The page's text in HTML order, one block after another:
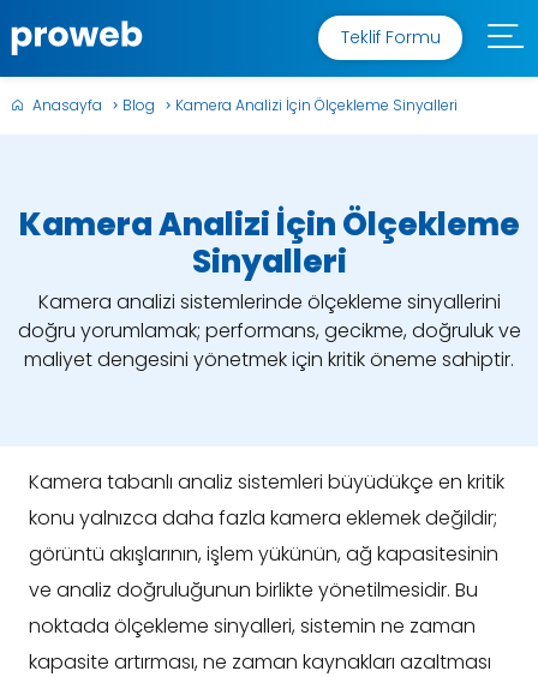
Teklif Formu
Anasayfa Blog Kamera Analizi İçin Ölçekleme Sinyalleri
Kamera Analizi İçin Ölçekleme
Sinyalleri
Kamera analizi sistemlerinde ölçekleme sinyallerini
doğru yorumlamak; performans, gecikme, doğruluk ve
maliyet dengesini yönetmek için kritik öneme sahiptir.
Kamera tabanlı analiz sistemleri büyüdükçe en kritik
konu yalnızca daha fazla kamera eklemek değildir;
görüntü akışlarının, işlem yükünün, ağ kapasitesinin
ve analiz doğruluğunun birlikte yönetilmesidir. Bu
noktada ölçekleme sinyalleri, sistemin ne zaman
kapasite artırması, ne zaman kaynakları azaltması